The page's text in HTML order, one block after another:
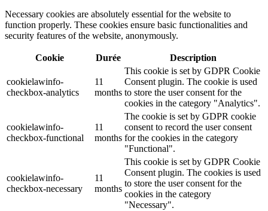
Necessary cookies are absolutely essential for the website to
function properly. These cookies ensure basic functionalities and
security features of the website, anonymously.
Cookie Durée Description
cookielawinfo-
checkbox-analytics
11
months
This cookie is set by GDPR Cookie
Consent plugin. The cookie is used
to store the user consent for the
cookies in the category "Analytics".
cookielawinfo-
checkbox-functional
11
months
The cookie is set by GDPR cookie
consent to record the user consent
for the cookies in the category
"Functional".
cookielawinfo-
checkbox-necessary
11
months
This cookie is set by GDPR Cookie
Consent plugin. The cookies is used
to store the user consent for the
cookies in the category
"Necessary".